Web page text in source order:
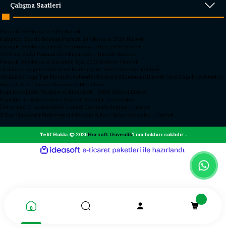
Çalışma Saatleri
Parmak İzi Okuyucu 2026 Hursoft
Rakipleri Geride Bırakan Parmak İzi Okuyucu 2026 Hursoft
Parmak İzi Okuyucu Fiyat Performans Lideri 2026 Hursoft
2026’nın En İyi Parmak İzi Okuyucusu – Hursoft Zirvede
Parmak İzi Okuyucu Alacaklar İçin 2026 Rehberi Hursoft
Okullarda Kapı Dedektörleri Neden Şart? 2026 Güvenlik Rehberi
Okullarda Kapı Tipi Metal Dedektörler Neden Kullanılmalı?Hursoft Okul Kapı Dedektörleri
Hursoft Okul Turnike Sundurma Modelleri
Kapı Dedektörü Fiyatları ve Modelleri - 2026 Güncel Listesi
Kapı Metal Dedektörleri | Hursoft Güvenlik Teknolojileri
Üst Arama El Dedektörleri Kaliteli Dayanıklı Sağlam | Hursoft
X Ray Cihazları | Profesyonel Güvenlik X Ray Cihazı Sistemleri | Hursoft
Telif Hakkı © 2026Hursoft GüvenlikTüm hakları saklıdır .
ideasoft
e-
hazırlandı.